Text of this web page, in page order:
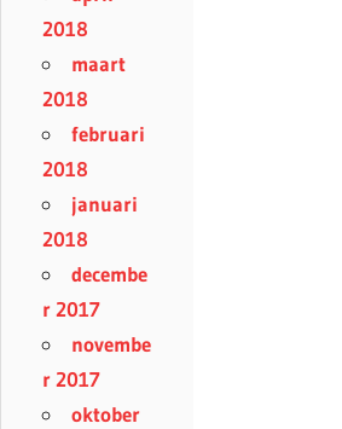
2018
maart
2018
februari
2018
januari
2018
decembe
r 2017
novembe
r 2017
oktober